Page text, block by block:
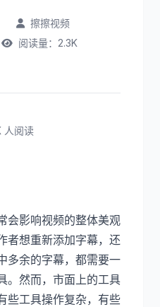
擦擦视频
阅读量：2.3K
人阅读
会影响视频的整体美观
者想重新添加字幕，还
多余的字幕，都需要一
。然而，市面上的工具
些工具操作复杂，有些